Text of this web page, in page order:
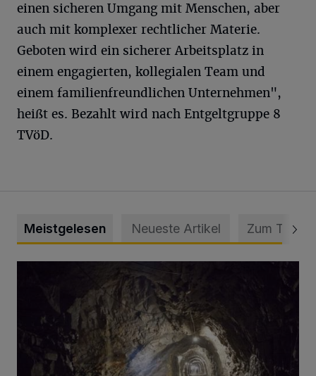
einen sicheren Umgang mit Menschen, aber
auch mit komplexer rechtlicher Materie.
Geboten wird ein sicherer Arbeitsplatz in
einem engagierten, kollegialen Team und
einem familienfreundlichen Unternehmen",
heißt es. Bezahlt wird nach Entgeltgruppe 8
TVöD.
Meistgelesen Neueste Artikel Zum Thema